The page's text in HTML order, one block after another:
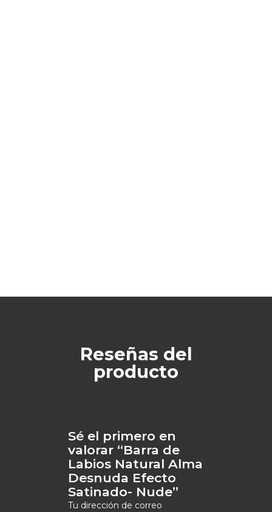
Reseñas del
producto
Sé el primero en
valorar “Barra de
Labios Natural Alma
Desnuda Efecto
Satinado- Nude”
Tu dirección de correo